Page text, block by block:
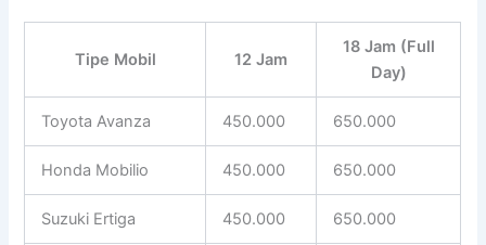
Tipe Mobil 12 Jam
18 Jam (Full
Day)
Toyota Avanza 450.000 650.000
Honda Mobilio 450.000 650.000
Suzuki Ertiga 450.000 650.000